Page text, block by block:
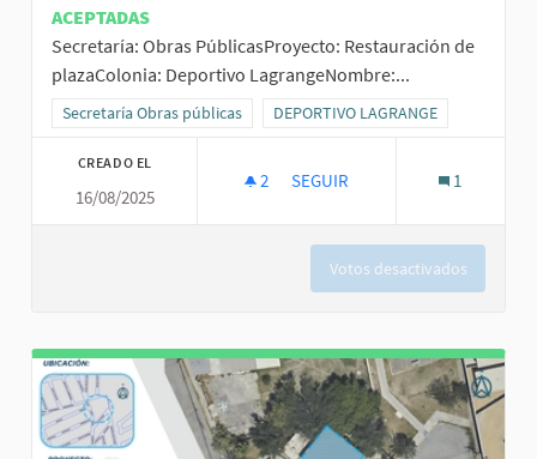
ACEPTADAS
Secretaría: Obras PúblicasProyecto: Restauración de
plazaColonia: Deportivo LagrangeNombre:...
Resultados al filtrar por la categoría: Secretaría Obras públicas
Secretaría Obras públicas Resultados al filtrar por el ámbito:
DEPORTIVO LAGRANGE
CREADO EL
16/08/2025
2 2 SEGUIDORAS
SEGUIR 1
Votos desactivados